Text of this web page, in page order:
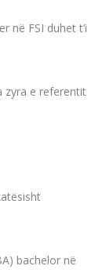
në FSI duhet t’i
zyra e referentit
bachelor në